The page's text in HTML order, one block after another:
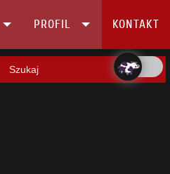
PROFIL KONTAKT
Szukaj